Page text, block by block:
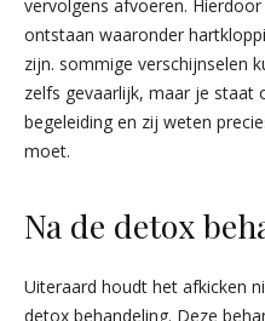
vervolgens afvoeren.
ontstaan waaronder
zijn. sommige verschijnselen
zelfs gevaarlijk, maar je staat
begeleiding en zij weten
moet.
Na de detox
Uiteraard houdt het afkicken
detox behandeling. Deze